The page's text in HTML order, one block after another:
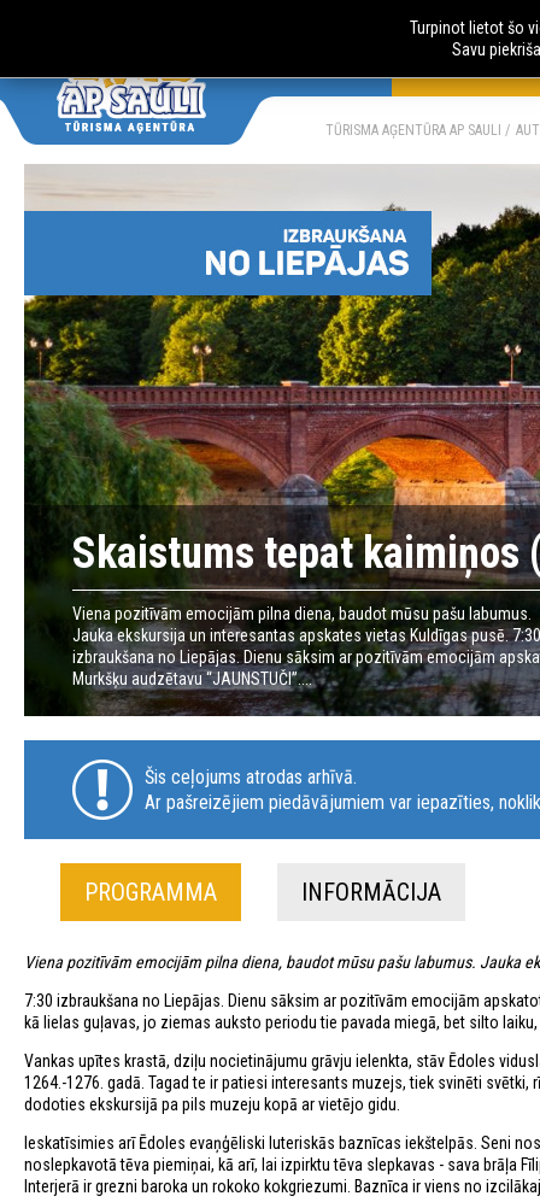
AUTOBUSU
TŪRISMA AĢENTŪRA AP SAULI
Skaistums tepat kaimiņos
Viena pozitīvām emocijām pilna diena, baudot mūsu pašu labumus.
Jauka ekskursija un interesantas apskates vietas Kuldīgas pusē. 7:30
izbraukšana no Liepājas. Dienu sāksim ar pozitīvām emocijām
Murkšķu audzētavu “JAUNSTUČI”....
Šis ceļojums atrodas arhīvā.
Ar pašreizējiem piedāvājumiem var iepazīties,
PROGRAMMA INFORMĀCIJA
Viena pozitīvām emocijām pilna diena, baudot mūsu pašu labumus. Jauka
7:30 izbraukšana no Liepājas. Dienu sāksim ar pozitīvām emocijām
kā lielas guļavas, jo ziemas auksto periodu tie pavada miegā, bet silto
Vankas upītes krastā, dziļu nocietinājumu grāvju ielenkta, stāv Ēdoles
1264.-1276. gadā. Tagad te ir patiesi interesants muzejs, tiek svinēti
dodoties ekskursijā pa pils muzeju kopā ar vietējo gidu.
Ieskatīsimies arī Ēdoles evaņģēliski luteriskās baznīcas iekštelpās. Seni
noslepkavotā tēva piemiņai, kā arī, lai izpirktu tēva slepkavas - sava brāļa
Interjerā ir grezni baroka un rokoko kokgriezumi. Baznīca ir viens no
Turpinot lietot šo
Savu